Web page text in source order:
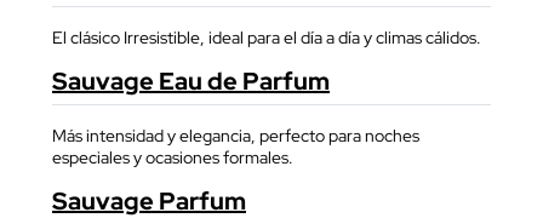
El clásico Irresistible, ideal para el día a día y climas cálidos.
Sauvage Eau de Parfum
Más intensidad y elegancia, perfecto para noches
especiales y ocasiones formales.
Sauvage Parfum